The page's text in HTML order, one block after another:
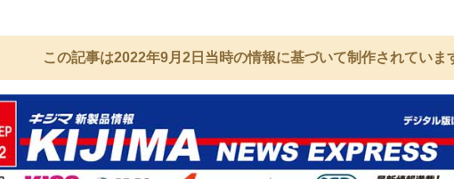
この記事は2022年9月2日当時の情報に基づいて制作されていま